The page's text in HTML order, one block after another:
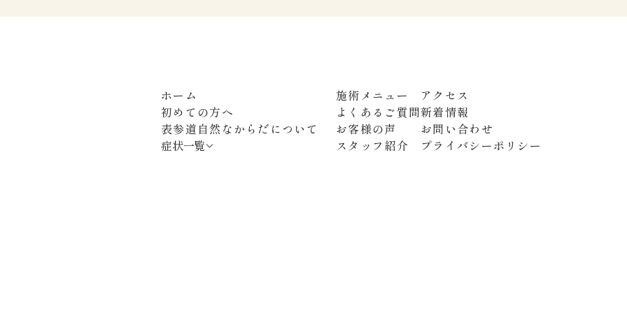
ホーム
初めての方へ
表参道自然なからだについて
症状一覧
施術メニュー
よくあるご質問
お客様の声
スタッフ紹介
アクセス
新着情報
お問い合わせ
プライバシーポリシー